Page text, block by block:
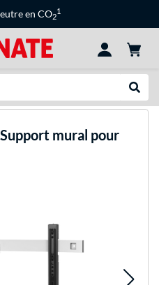
en CO2
1
mural pour